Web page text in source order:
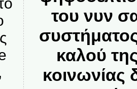
του νυν
καλού
κοινωνίας